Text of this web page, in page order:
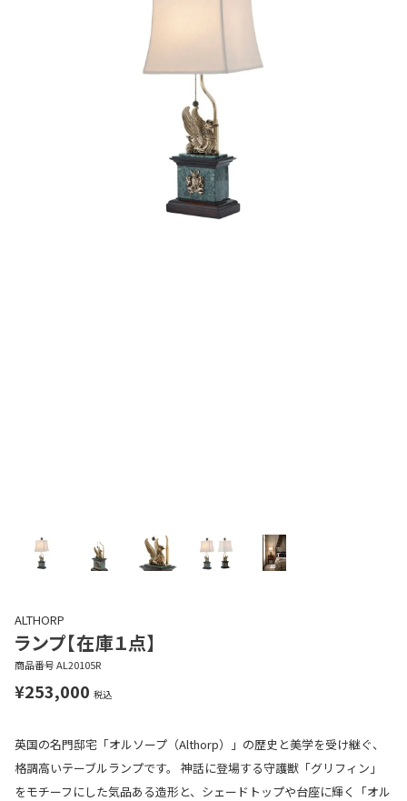
ALTHORP
ランプ【在庫１点】
商品番号AL20105R
¥253,000 税込
英国の名門邸宅「オルソープ（Althorp）」の歴史と美学を受け継ぐ、
格調高いテーブルランプです。 神話に登場する守護獣「グリフィン」
をモチーフにした気品ある造形と、シェードトップや台座に輝く「オル